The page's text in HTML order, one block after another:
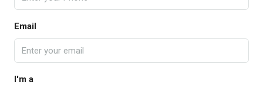
Email
I'm a